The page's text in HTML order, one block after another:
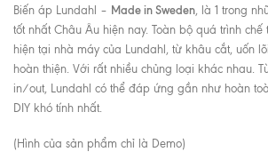
Biến áp Lundahl – Made in Sweden, là 1 trong
tốt nhất Châu Âu hiện nay. Toàn bộ quá trình
hiện tại nhà máy của Lundahl, từ khâu cắt, uốn
hoàn thiện. Với rất nhiều chủng loại khác nhau.
in/out, Lundahl có thể đáp ứng gần như hoàn
DIY khó tính nhất.
(Hình của sản phẩm chỉ là Demo)